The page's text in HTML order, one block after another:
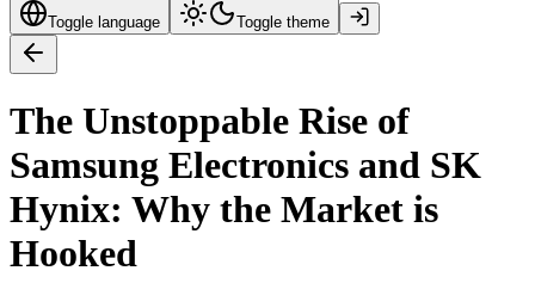
Toggle language Toggle theme
The Unstoppable Rise of
Samsung Electronics and SK
Hynix: Why the Market is
Hooked